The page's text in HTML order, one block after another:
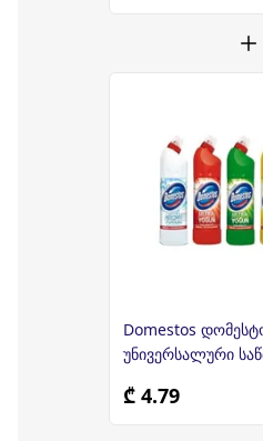
Domestos
უნივერსალური
₾ 4.79